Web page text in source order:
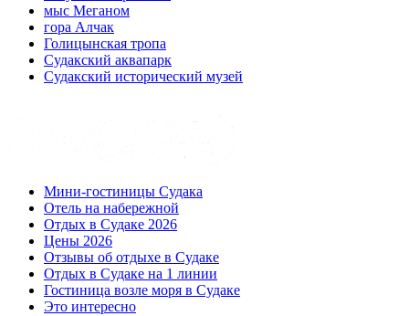
мыс Меганом
гора Алчак
Голицынская тропа
Судакский аквапарк
Судакский исторический музей
Мини-гостиницы Судака
Отель на набережной
Отдых в Судаке 2026
Цены 2026
Отзывы об отдыхе в Судаке
Отдых в Судаке на 1 линии
Гостиница возле моря в Судаке
Это интересно